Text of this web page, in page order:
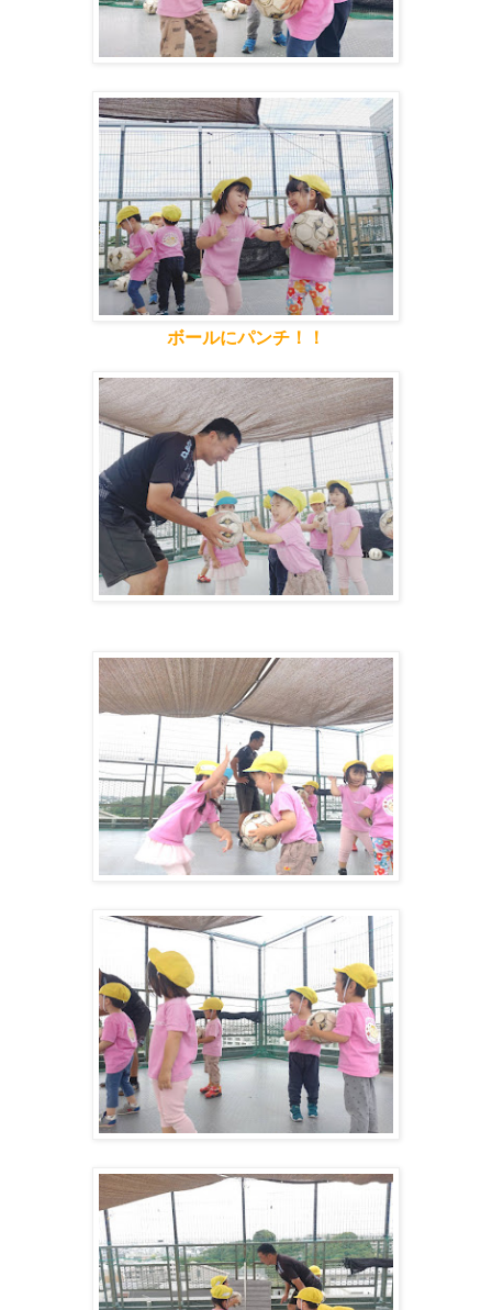
ボールにパンチ！！